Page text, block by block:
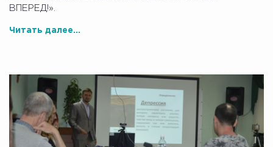
ВПЕРЕД!».
Читать далее...